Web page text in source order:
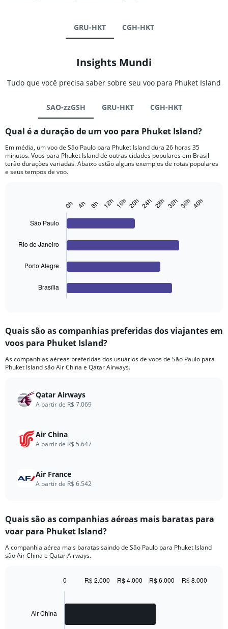
GRU-HKT CGH-HKT
Insights Mundi
Tudo que você precisa saber sobre seu voo para Phuket Island
SAO-zzGSH GRU-HKT CGH-HKT
Qual é a duração de um voo para Phuket Island?
Em média, um voo de São Paulo para Phuket Island dura 26 horas 35
minutos. Voos para Phuket Island de outras cidades populares em Brasil
terão durações variadas. Abaixo estão alguns exemplos de rotas populares
e seus tempos de voo.
chart
Range:
4
The
chart
Y
values.
Range:
São Paulo
Rio de Janeiro
Porto Alegre
Brasília
0h 12h 24h 36h
4h 8h 16h 20h 28h 32h 40h
Quais são as companhias preferidas dos viajantes em
voos para Phuket Island?
As companhias aéreas preferidas dos usuários de voos de São Paulo para
Phuket Island são Air China e Qatar Airways.
Qatar Airways
A partir de R$ 7.069
Air China
A partir de R$ 5.647
Air France
A partir de R$ 6.542
Quais são as companhias aéreas mais baratas para
voar para Phuket Island?
A companhia aérea mais baratas saindo de São Paulo para Phuket Island
são Air China e Qatar Airways.
Air China
0 R$ 2.000 R$ 4.000 R$ 6.000 R$ 8.000